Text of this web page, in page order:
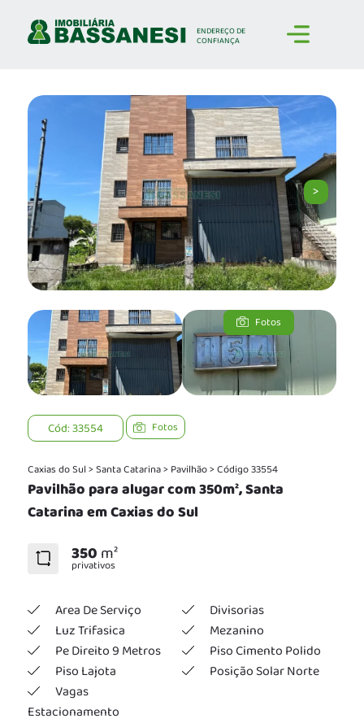
ENDEREÇODE
CONFIANÇA
>
Fotos
Cód: 33554 Fotos
Caxias do Sul>Santa Catarina>Pavilhão>Código 33554
Pavilhão para alugar com 350m², Santa
Catarina em Caxias do Sul
350m²
privativos
Area De Serviço
Divisorias
Luz Trifasica
Mezanino
Pe Direito 9 Metros
Piso Cimento Polido
Piso Lajota
Posição Solar Norte
Vagas
Estacionamento